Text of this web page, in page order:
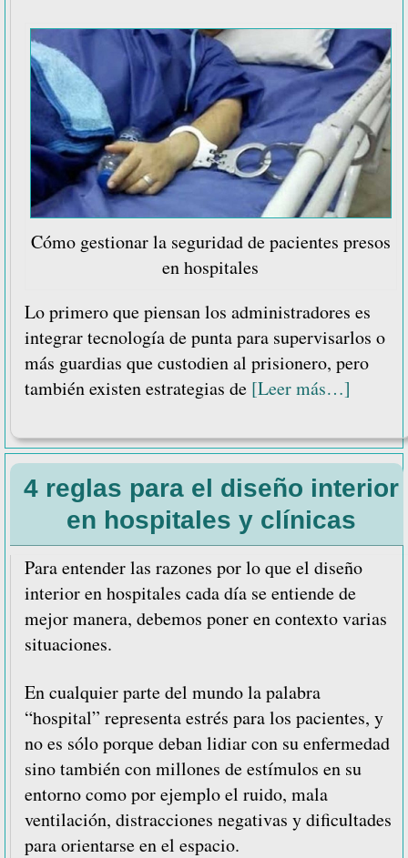
Cómo gestionar la seguridad de pacientes presos
en hospitales
Lo primero que piensan los administradores es
integrar tecnología de punta para supervisarlos o
más guardias que custodien al prisionero, pero
también existen estrategias de [Leer más…]
Cómo
la
de
presos
en
4 reglas para el diseño interior
en hospitales y clínicas
Para entender las razones por lo que el diseño
interior en hospitales cada día se entiende de
mejor manera, debemos poner en contexto varias
situaciones.
En cualquier parte del mundo la palabra
“hospital” representa estrés para los pacientes, y
no es sólo porque deban lidiar con su enfermedad
sino también con millones de estímulos en su
entorno como por ejemplo el ruido, mala
ventilación, distracciones negativas y dificultades
para orientarse en el espacio.